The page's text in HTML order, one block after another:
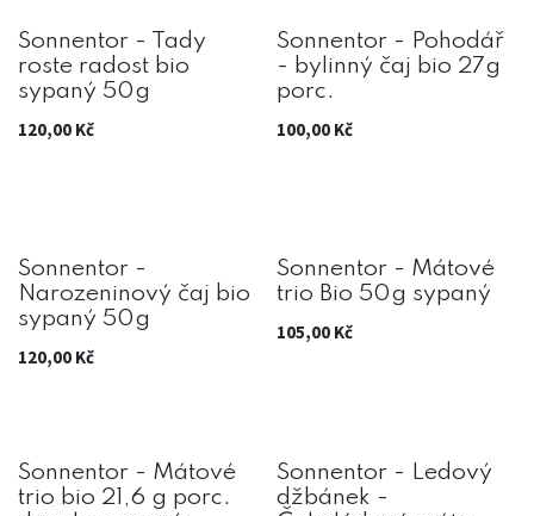
Sonnentor - Tady
roste radost bio
sypaný 50g
120,00 Kč
Sonnentor - Pohodář
- bylinný čaj bio 27g
porc.
100,00Kč
Sonnentor -
Narozeninový čaj bio
sypaný 50g
120,00 Kč
Sonnentor - Mátové
trio Bio 50g sypaný
105,00Kč
Sonnentor - Mátové
trio bio 21,6 g porc.
Sonnentor - Ledový
džbánek -